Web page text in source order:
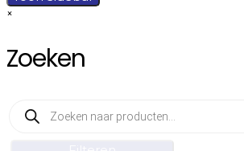
×
Zoeken
zoeken